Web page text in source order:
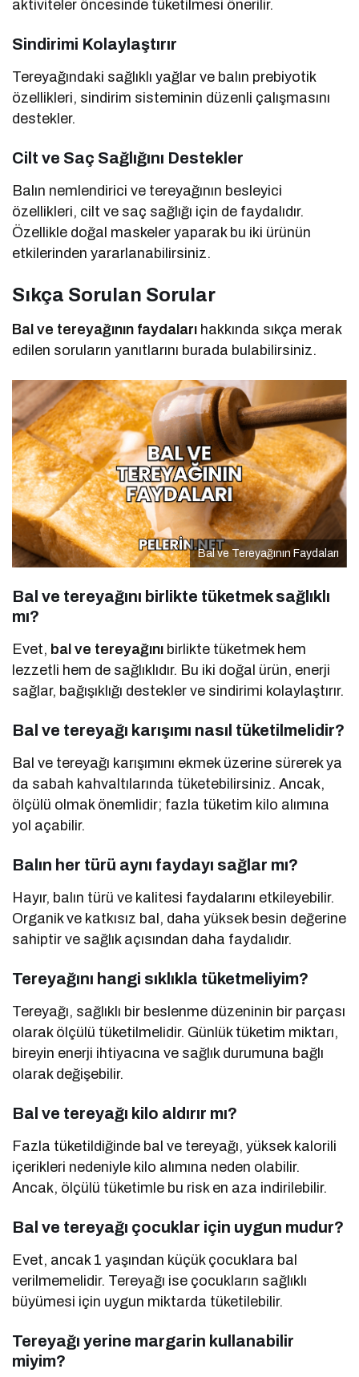
aktiviteler öncesinde tüketilmesi önerilir.
Sindirimi Kolaylaştırır
Tereyağındaki sağlıklı yağlar ve balın prebiyotik
özellikleri, sindirim sisteminin düzenli çalışmasını
destekler.
Cilt ve Saç Sağlığını Destekler
Balın nemlendirici ve tereyağının besleyici
özellikleri, cilt ve saç sağlığı için de faydalıdır.
Özellikle doğal maskeler yaparak bu iki ürünün
etkilerinden yararlanabilirsiniz.
Sıkça Sorulan Sorular
Bal ve tereyağının faydaları hakkında sıkça merak
edilen soruların yanıtlarını burada bulabilirsiniz.
Bal ve Tereyağının Faydaları
Bal ve tereyağını birlikte tüketmek sağlıklı
mı?
Evet, bal ve tereyağını birlikte tüketmek hem
lezzetli hem de sağlıklıdır. Bu iki doğal ürün, enerji
sağlar, bağışıklığı destekler ve sindirimi kolaylaştırır.
Bal ve tereyağı karışımı nasıl tüketilmelidir?
Bal ve tereyağı karışımını ekmek üzerine sürerek ya
da sabah kahvaltılarında tüketebilirsiniz. Ancak,
ölçülü olmak önemlidir; fazla tüketim kilo alımına
yol açabilir.
Balın her türü aynı faydayı sağlar mı?
Hayır, balın türü ve kalitesi faydalarını etkileyebilir.
Organik ve katkısız bal, daha yüksek besin değerine
sahiptir ve sağlık açısından daha faydalıdır.
Tereyağını hangi sıklıkla tüketmeliyim?
Tereyağı, sağlıklı bir beslenme düzeninin bir parçası
olarak ölçülü tüketilmelidir. Günlük tüketim miktarı,
bireyin enerji ihtiyacına ve sağlık durumuna bağlı
olarak değişebilir.
Bal ve tereyağı kilo aldırır mı?
Fazla tüketildiğinde bal ve tereyağı, yüksek kalorili
içerikleri nedeniyle kilo alımına neden olabilir.
Ancak, ölçülü tüketimle bu risk en aza indirilebilir.
Bal ve tereyağı çocuklar için uygun mudur?
Evet, ancak 1 yaşından küçük çocuklara bal
verilmemelidir. Tereyağı ise çocukların sağlıklı
büyümesi için uygun miktarda tüketilebilir.
Tereyağı yerine margarin kullanabilir
miyim?